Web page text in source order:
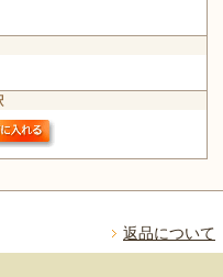
返品について